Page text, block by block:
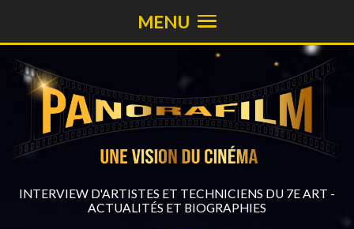
INTERVIEW D'ARTISTES ET TECHNICIENS DU 7E ART -
ACTUALITÉS ET BIOGRAPHIES
MENU